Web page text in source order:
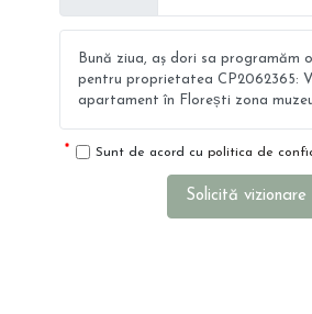
Sunt de acord cu politica de
Solicită vizionare